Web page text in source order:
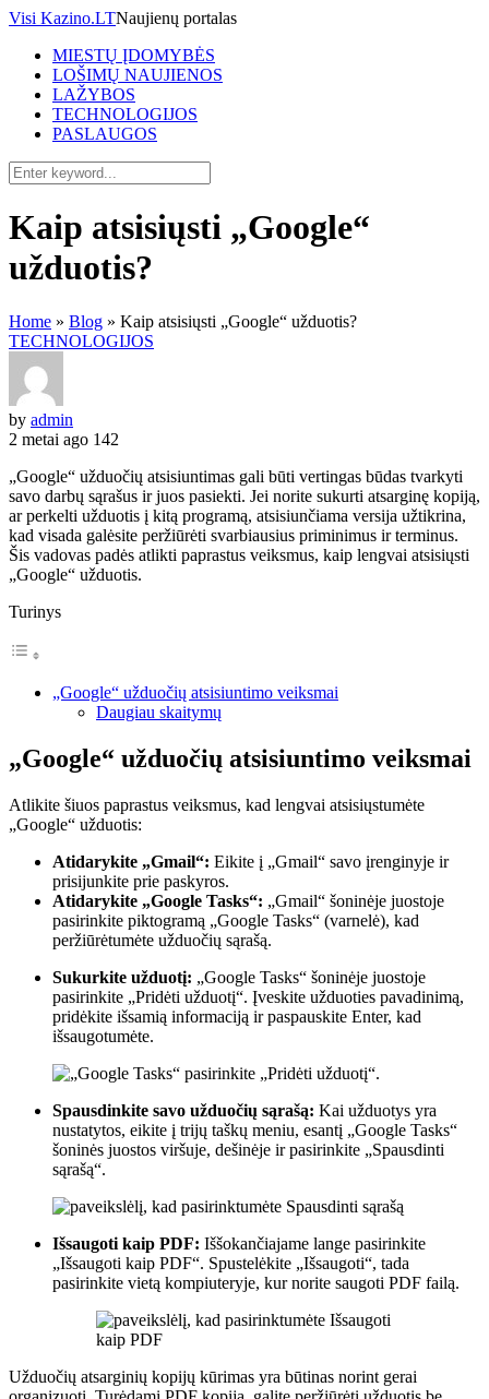
Visi Kazino.LTNaujienų portalas
MIESTŲ ĮDOMYBĖS
LOŠIMŲ NAUJIENOS
LAŽYBOS
TECHNOLOGIJOS
PASLAUGOS
Kaip atsisiųsti „Google“
užduotis?
Home » Blog » Kaip atsisiųsti „Google“ užduotis?
TECHNOLOGIJOS
by admin
2 metai ago 142
„Google“ užduočių atsisiuntimas gali būti vertingas būdas tvarkyti
savo darbų sąrašus ir juos pasiekti. Jei norite sukurti atsarginę kopiją,
ar perkelti užduotis į kitą programą, atsisiunčiama versija užtikrina,
kad visada galėsite peržiūrėti svarbiausius priminimus ir terminus.
Šis vadovas padės atlikti paprastus veiksmus, kaip lengvai atsisiųsti
„Google“ užduotis.
Turinys
„Google“ užduočių atsisiuntimo veiksmai
Daugiau skaitymų
„Google“ užduočių atsisiuntimo veiksmai
Atlikite šiuos paprastus veiksmus, kad lengvai atsisiųstumėte
„Google“ užduotis:
Atidarykite „Gmail“: Eikite į „Gmail“ savo įrenginyje ir
prisijunkite prie paskyros.
Atidarykite „Google Tasks“: „Gmail“ šoninėje juostoje
pasirinkite piktogramą „Google Tasks“ (varnelė), kad
peržiūrėtumėte užduočių sąrašą.
Sukurkite užduotį: „Google Tasks“ šoninėje juostoje
pasirinkite „Pridėti užduotį“. Įveskite užduoties pavadinimą,
pridėkite išsamią informaciją ir paspauskite Enter, kad
išsaugotumėte.
Spausdinkite savo užduočių sąrašą: Kai užduotys yra
nustatytos, eikite į trijų taškų meniu, esantį „Google Tasks“
šoninės juostos viršuje, dešinėje ir pasirinkite „Spausdinti
sąrašą“.
Išsaugoti kaip PDF: Iššokančiajame lange pasirinkite
„Išsaugoti kaip PDF“. Spustelėkite „Išsaugoti“, tada
pasirinkite vietą kompiuteryje, kur norite saugoti PDF failą.
Užduočių atsarginių kopijų kūrimas yra būtinas norint gerai